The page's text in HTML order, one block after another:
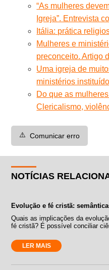
“As mulheres
Igreja”. Entrevista
Itália: prática
Mulheres e
preconceito. Artigo
Uma igreja de
ministérios
Do que as
Clericalismo,
⚠️ Comunicar erro
NOTÍCIAS
Evolução e fé cristã:
Quais as implicações da
fé cristã? É possível conciliar
LER MAIS